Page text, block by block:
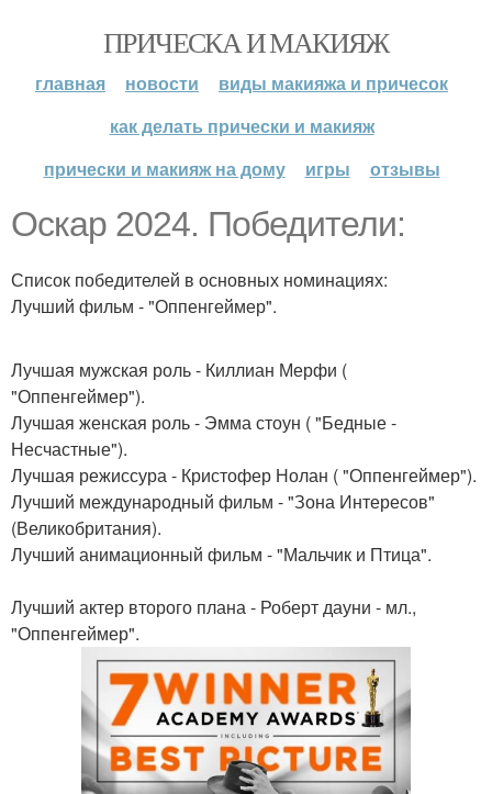
ПРИЧЕСКА И МАКИЯЖ
главная новости
виды макияжа и причесок
как делать прически и макияж
прически и макияж на дому
игры отзывы
Оскар 2024. Победители:
Список победителей в основных номинациях:
Лучший фильм - "Оппенгеймер".
Лучшая мужская роль - Киллиан Мерфи (
"Оппенгеймер").
Лучшая женская роль - Эмма стоун ( "Бедные -
Несчастные").
Лучшая режиссура - Кристофер Нолан ( "Оппенгеймер").
Лучший международный фильм - "Зона Интересов"
(Великобритания).
Лучший анимационный фильм - "Мальчик и Птица".
Лучший актер второго плана - Роберт дауни - мл.,
"Оппенгеймер".